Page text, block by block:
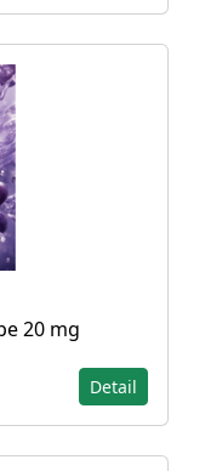
20 mg
Detail